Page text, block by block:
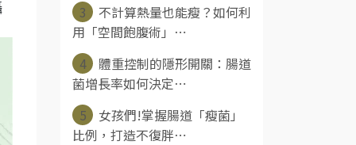
3
不計算熱量也能瘦？如何利
用「空間飽腹術」⋯
4
體重控制的隱形開關：腸道
菌增長率如何決定⋯
5
女孩們!掌握腸道「瘦菌」
比例，打造不復胖⋯